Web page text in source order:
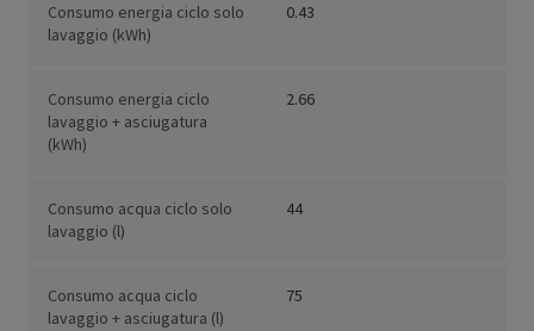
Consumo energia ciclo solo
lavaggio (kWh)
0.43
Consumo energia ciclo
lavaggio + asciugatura
(kWh)
2.66
Consumo acqua ciclo solo
lavaggio (l)
44
Consumo acqua ciclo
lavaggio + asciugatura (l)
75